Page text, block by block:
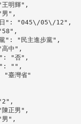
明輝",
",
": "045\/05\/12",
": "民主進步黨",
中",
"否",
"",
"臺灣省"
正男",
",